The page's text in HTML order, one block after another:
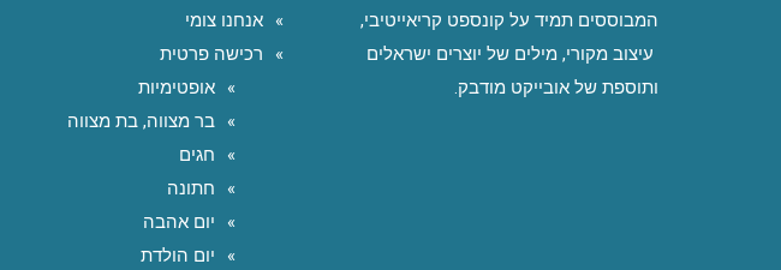
המבוססים תמיד על קונספט קריאייטיבי,
עיצוב מקורי, מילים של יוצרים ישראלים
ותוספת של אובייקט מודבק.
אנחנו צומי
רכישה פרטית
אופטימיות
בר מצווה, בת מצווה
חגים
חתונה
יום אהבה
יום הולדת